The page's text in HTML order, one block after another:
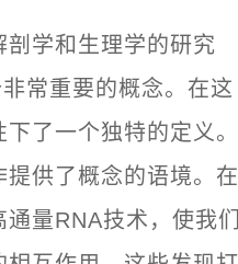
学和生理学的研究
常重要的概念。在这
了一个独特的定义。
供了概念的语境。在
量RNA技术，使我们